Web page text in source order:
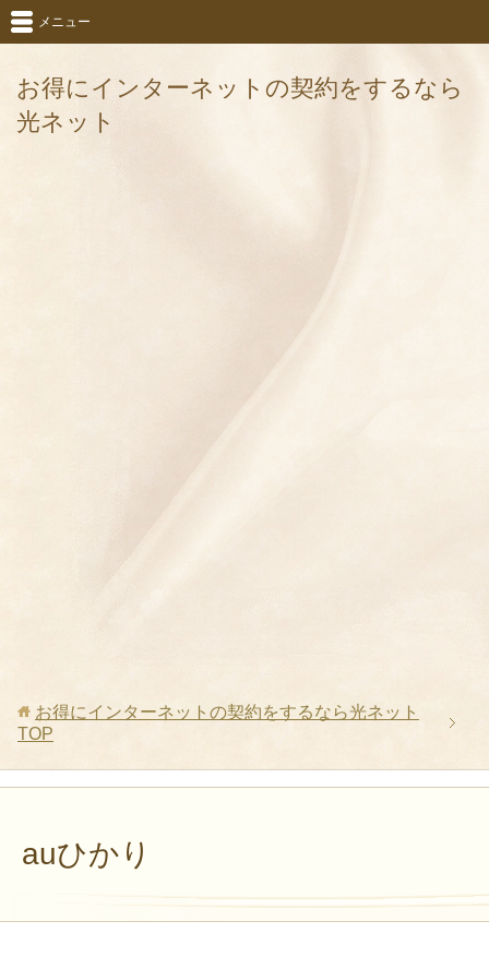
お得にインターネットの契約をするなら
光ネット
メニュー
お得にインターネットの契約をするなら光ネット
TOP
auひかり